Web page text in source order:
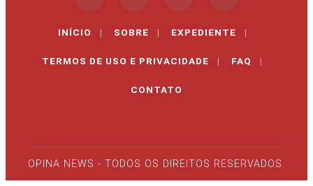
INÍCIO | SOBRE | EXPEDIENTE |
TERMOS DE USO E PRIVACIDADE | FAQ |
CONTATO
OPINA NEWS - TODOS OS DIREITOS RESERVADOS.